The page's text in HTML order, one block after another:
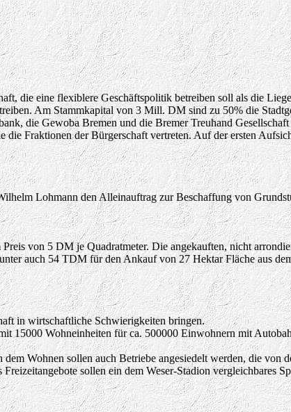
die eine flexiblere Geschäftspolitik betreiben soll als die
Am Stammkapital von 3 Mill. DM sind zu 50% die
die Gewoba Bremen und die Bremer Treuhand
Fraktionen der Bürgerschaft vertreten. Auf der ersten
Lohmann den Alleinauftrag zur Beschaffung von
von 5 DM je Quadratmeter. Die angekauften, nicht
auch 54 TDM für den Ankauf von 27 Hektar Fläche aus
in wirtschaftliche Schwierigkeiten bringen.
Wohneinheiten für ca. 500000 Einwohnern mit
Wohnen sollen auch Betriebe angesiedelt werden, die von
sollen ein dem Weser-Stadion vergleichbares